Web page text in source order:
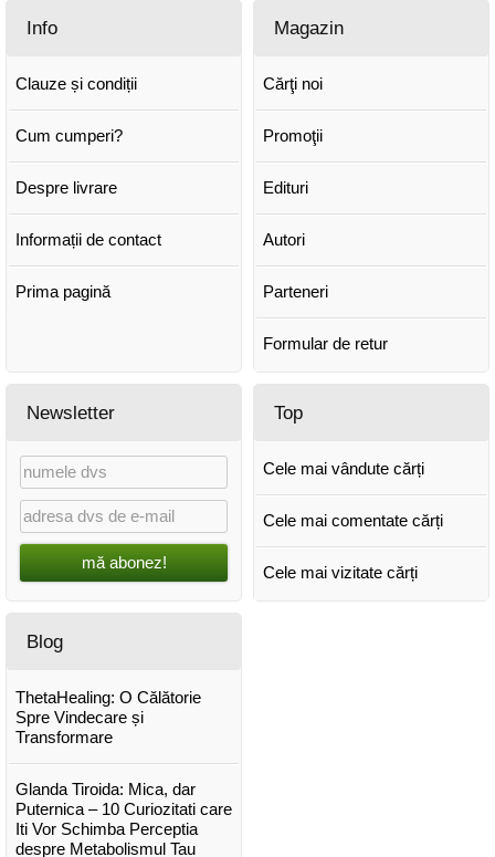
Info
Clauze și condiții
Cum cumperi?
Despre livrare
Informații de contact
Prima pagină
Magazin
Cărţi noi
Promoţii
Edituri
Autori
Parteneri
Formular de retur
Newsletter
mă abonez!
Top
Cele mai vândute cărți
Cele mai comentate cărți
Cele mai vizitate cărți
Blog
ThetaHealing: O Călătorie
Spre Vindecare și
Transformare
Glanda Tiroida: Mica, dar
Puternica – 10 Curiozitati care
Iti Vor Schimba Perceptia
despre Metabolismul Tau